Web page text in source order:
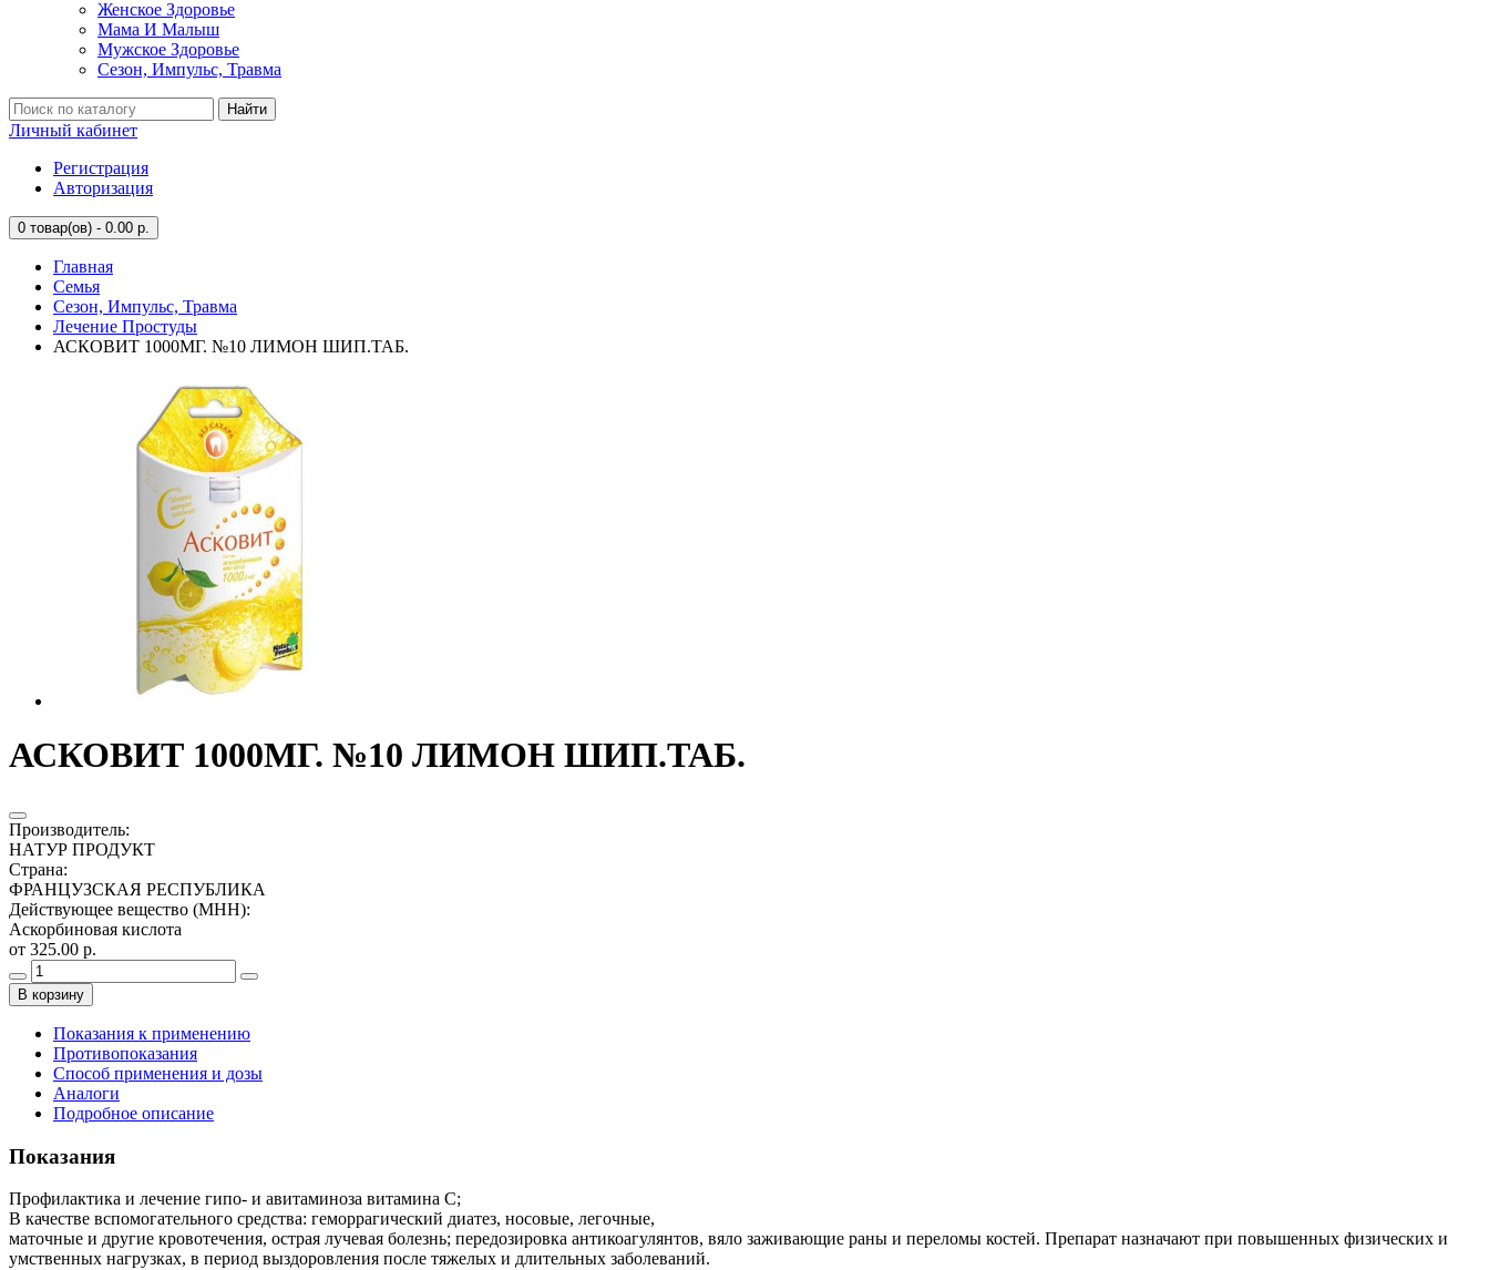
Женское Здоровье
Мама И Малыш
Мужское Здоровье
Сезон, Импульс, Травма
Найти
Личный кабинет
Регистрация
Авторизация
0 товар(ов) - 0.00 р.
Главная
Семья
Сезон, Импульс, Травма
Лечение Простуды
АСКОВИТ 1000МГ. №10 ЛИМОН ШИП.ТАБ.
АСКОВИТ 1000МГ. №10 ЛИМОН ШИП.ТАБ.
Производитель:
НАТУР ПРОДУКТ
Страна:
ФРАНЦУЗСКАЯ РЕСПУБЛИКА
Действующее вещество (МНН):
Аскорбиновая кислота
от 325.00 р.
В корзину
Показания к применению
Противопоказания
Способ применения и дозы
Аналоги
Подробное описание
Показания
Профилактика и лечение гипо- и авитаминоза витамина С;
В качестве вспомогательного средства: геморрагический диатез, носовые, легочные,
маточные и другие кровотечения, острая лучевая болезнь; передозировка антикоагулянтов, вяло заживающие раны и переломы костей. Препарат назначают при повышенных физических и
умственных нагрузках, в период выздоровления после тяжелых и длительных заболеваний.